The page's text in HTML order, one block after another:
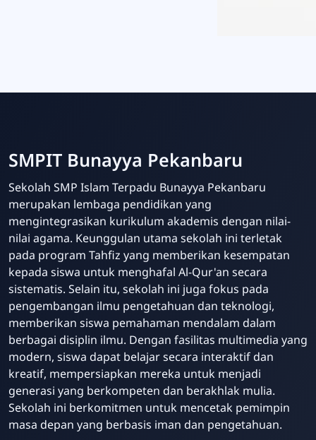
SMPIT Bunayya
Pekanbaru
SMPIT Bunayya Pekanbaru
Sekolah SMP Islam Terpadu Bunayya Pekanbaru
merupakan lembaga pendidikan yang
mengintegrasikan kurikulum akademis dengan nilai-
nilai agama. Keunggulan utama sekolah ini terletak
pada program Tahfiz yang memberikan kesempatan
kepada siswa untuk menghafal Al-Qur'an secara
sistematis. Selain itu, sekolah ini juga fokus pada
pengembangan ilmu pengetahuan dan teknologi,
memberikan siswa pemahaman mendalam dalam
berbagai disiplin ilmu. Dengan fasilitas multimedia yang
modern, siswa dapat belajar secara interaktif dan
kreatif, mempersiapkan mereka untuk menjadi
generasi yang berkompeten dan berakhlak mulia.
Sekolah ini berkomitmen untuk mencetak pemimpin
masa depan yang berbasis iman dan pengetahuan.